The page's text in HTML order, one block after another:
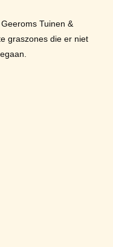
Tuinen &
graszones die er niet